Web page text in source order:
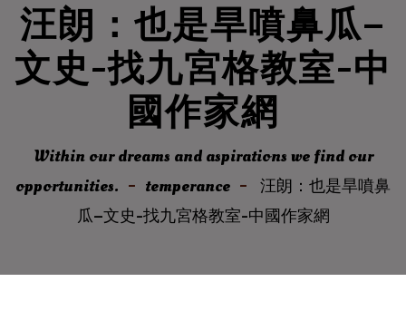
汪朗：也是旱噴鼻瓜–
文史-找九宮格教室-中
國作家網
Within our dreams and aspirations we find our
opportunities.
temperance
汪朗：也是旱噴鼻
瓜–文史-找九宮格教室-中國作家網